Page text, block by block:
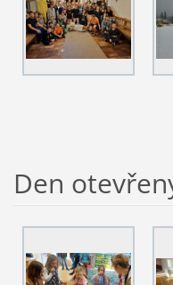
Den